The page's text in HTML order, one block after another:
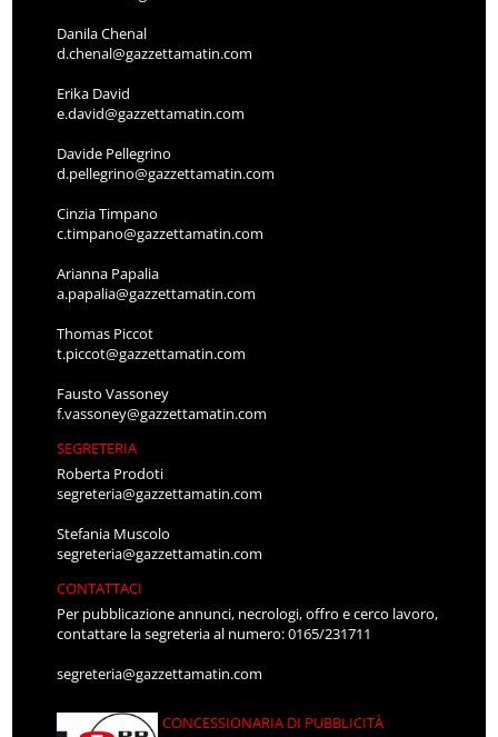
Danila Chenal
d.chenal@gazzettamatin.com
Erika David
e.david@gazzettamatin.com
Davide Pellegrino
d.pellegrino@gazzettamatin.com
Cinzia Timpano
c.timpano@gazzettamatin.com
Arianna Papalia
a.papalia@gazzettamatin.com
Thomas Piccot
t.piccot@gazzettamatin.com
Fausto Vassoney
f.vassoney@gazzettamatin.com
SEGRETERIA
Roberta Prodoti
segreteria@gazzettamatin.com
Stefania Muscolo
segreteria@gazzettamatin.com
CONTATTACI
Per pubblicazione annunci, necrologi, offro e cerco lavoro,
contattare la segreteria al numero: 0165/231711
segreteria@gazzettamatin.com
CONCESSIONARIA DI PUBBLICITÀ